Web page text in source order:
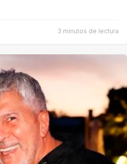
3 minutos de lectura